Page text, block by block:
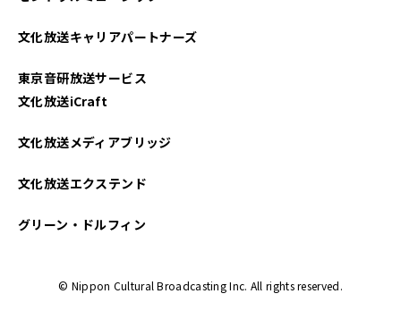
文化放送キャリアパートナーズ
東京音研放送サービス
文化放送iCraft
文化放送メディアブリッジ
文化放送エクステンド
グリーン・ドルフィン
© Nippon Cultural Broadcasting Inc. All rights reserved.